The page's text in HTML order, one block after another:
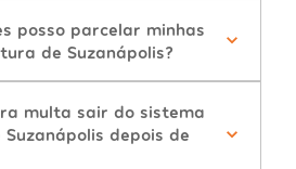
posso parcelar minhas
de Suzanápolis?
multa sair do sistema
depois de